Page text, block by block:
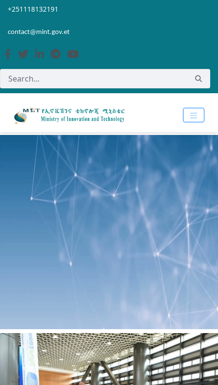
Skip to Main Content
Open Accessibility Menu
+251118132191
contact@mint.gov.et